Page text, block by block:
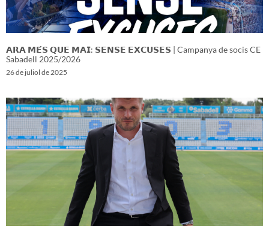
𝗔𝗥𝗔 𝗠𝗘́𝗦 𝗤𝗨𝗘 𝗠𝗔𝗜: 𝗦𝗘𝗡𝗦𝗘 𝗘𝗫𝗖𝗨𝗦𝗘𝗦 | Campanya de socis CE
Sabadell 2025/2026
26 de juliol de 2025